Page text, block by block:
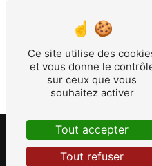
courrier électronique à
Un justificatif d'identité
conservons vos données
contact puis pendant la
probatoires et de gestion des
de vous inscrire sur la liste
téléphonique, disponible à
Consultez le site cnil.fr pour
Ce site utilise des
et vous donne le
sur ceux que vous
souhaitez activer
Tout accepter
Tout refuser